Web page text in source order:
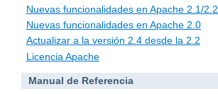
Nuevas funcionalidades en Apache 2.1/2.2
Nuevas funcionalidades en Apache 2.0
Actualizar a la versión 2.4 desde la 2.2
Licencia Apache
Manual de Referencia